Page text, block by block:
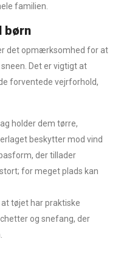
familien.
børn
det opmærksomhed for at
Det er vigtigt at
forventede vejrforhold,
holder dem tørre,
beskytter mod vind
der tillader
for meget plads kan
tøjet har praktiske
og snefang, der